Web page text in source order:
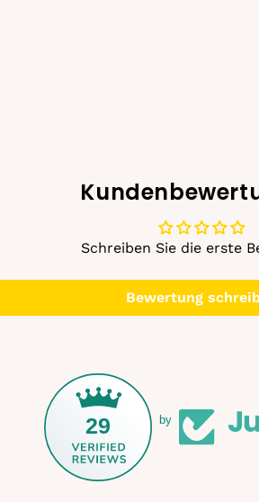
Schreiben Sie die erste
Bewertung
29 by